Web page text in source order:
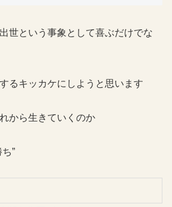
世という事象として喜ぶだけでな
るキッカケにしようと思います
から生きていくのか
”